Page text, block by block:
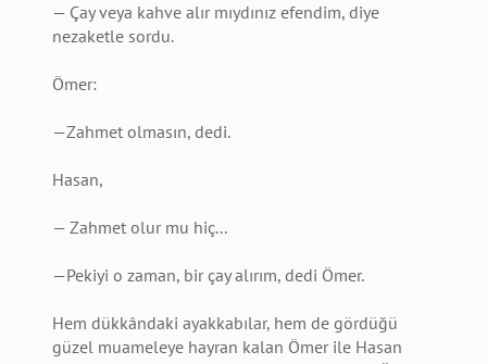
— Çay veya kahve alır mıydınız efendim, diye
nezaketle sordu.
Ömer:
—Zahmet olmasın, dedi.
Hasan,
— Zahmet olur mu hiç...
—Pekiyi o zaman, bir çay alırım, dedi Ömer.
Hem dükkândaki ayakkabılar, hem de gördüğü
güzel muameleye hayran kalan Ömer ile Hasan